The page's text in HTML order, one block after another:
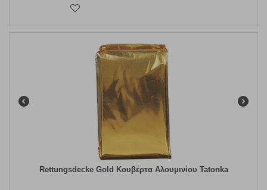
Rettungsdecke Gold Κουβέρτα Αλουμινίου Tatonka